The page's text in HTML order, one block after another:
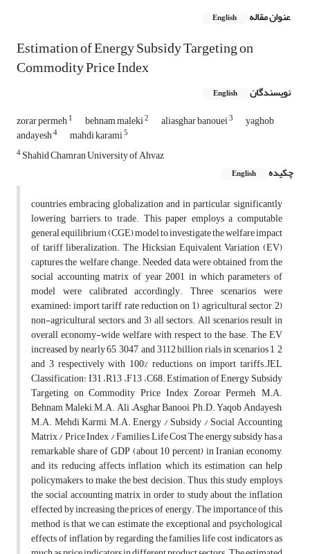
عنوان مقاله English
Estimation of Energy Subsidy Targeting on
Commodity Price Index
نویسندگان English
zorar permeh1 behnam maleki2 aliasghar banouei3 yaghob
andayesh4 mahdi karami5
4Shahid Chamran University of Ahvaz
چکیده
English
countries embracing globalization and in particular, significantly
lowering barriers to trade. This paper employs a computable
general equilibrium (CGE) model to investigate the welfare impact
of tariff liberalization. The Hicksian Equivalent Variation (EV)
captures the welfare change. Needed data were obtained from the
social accounting matrix of year 2001 in which parameters of
model were calibrated accordingly. Three scenarios were
examined: import tariff rate reduction on 1) agricultural sector, 2)
non-agricultural sectors, and 3) all sectors. All scenarios result in
overall economy-wide welfare with respect to the base. The EV
increased by nearly 65, 3047, and 3112 billion rials in scenarios 1, 2
and 3 respectively with 100% reductions on import tariffs.JEL
Classification: I31 ،R13 ،F13 ،C68. Estimation of Energy Subsidy
Targeting on Commodity Price Index Zoroar Permeh, M.A.
Behnam Maleki, M.A. Ali –Asghar Banooi, Ph.D. Yaqob Andayesh,
M.A. Mehdi Karmi, M.A. Energy / Subsidy / Social Accounting
Matrix / Price Index / Families Life Cost The energy subsidy has a
remarkable share of GDP (about 10 percent) in Iranian economy,
and its reducing affects inflation which its estimation can help
policymakers to make the best decision. Thus, this study employs
the social accounting matrix in order to study about the inflation
effected by increasing the prices of energy. The importance of this
method is that we can estimate the exceptional and psychological
effects of inflation by regarding the families life cost indicators as